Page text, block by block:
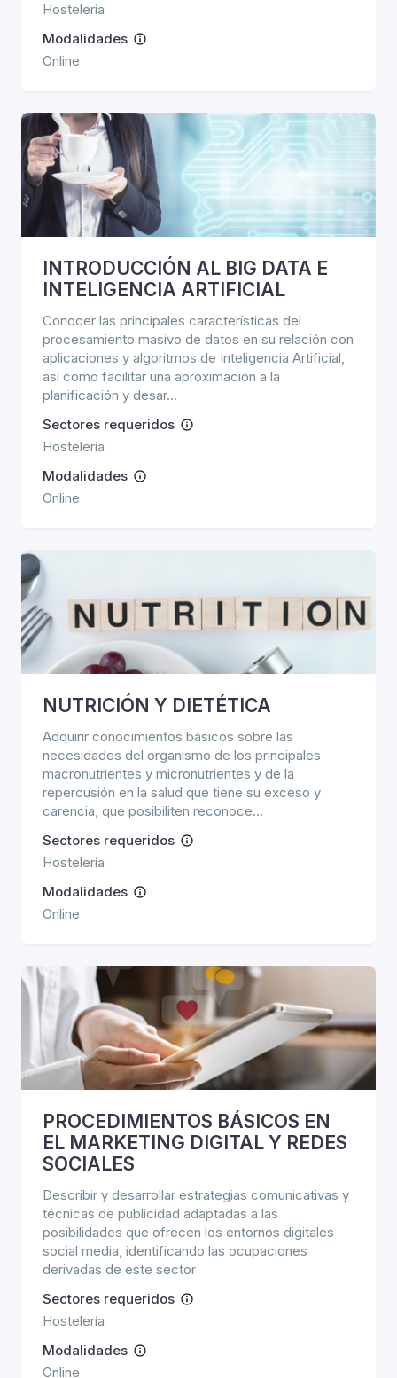
Hostelería
Modalidades
Online
INTRODUCCIÓN AL BIG DATA E
INTELIGENCIA ARTIFICIAL
Conocer las principales características del
procesamiento masivo de datos en su relación con
aplicaciones y algoritmos de Inteligencia Artificial,
así como facilitar una aproximación a la
planificación y desar...
Sectores requeridos
Hostelería
Modalidades
Online
NUTRICIÓN Y DIETÉTICA
Adquirir conocimientos básicos sobre las
necesidades del organismo de los principales
macronutrientes y micronutrientes y de la
repercusión en la salud que tiene su exceso y
carencia, que posibiliten reconoce...
Sectores requeridos
Hostelería
Modalidades
Online
PROCEDIMIENTOS BÁSICOS EN
EL MARKETING DIGITAL Y REDES
SOCIALES
Describir y desarrollar estrategias comunicativas y
técnicas de publicidad adaptadas a las
posibilidades que ofrecen los entornos digitales
social media, identificando las ocupaciones
derivadas de este sector
Sectores requeridos
Hostelería
Modalidades
Online